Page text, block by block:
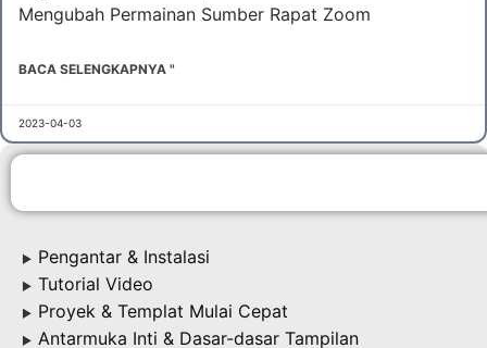
▶ Pengantar & Instalasi
▶ Tutorial Video
▶ Proyek & Templat Mulai Cepat
▶ Antarmuka Inti & Dasar-dasar Tampilan
Mengubah Permainan Sumber Rapat Zoom
BACA SELENGKAPNYA "
2023-04-03